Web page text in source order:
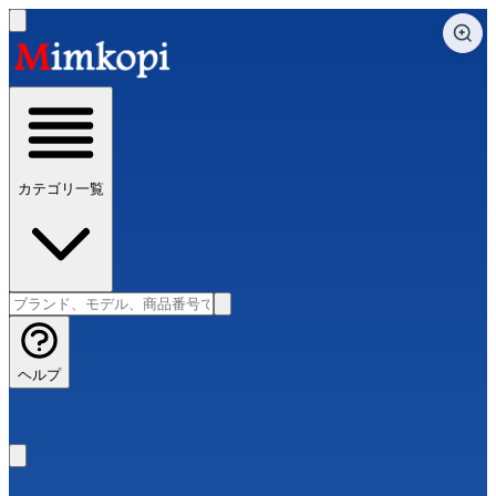
カテゴリ一覧
ヘルプ